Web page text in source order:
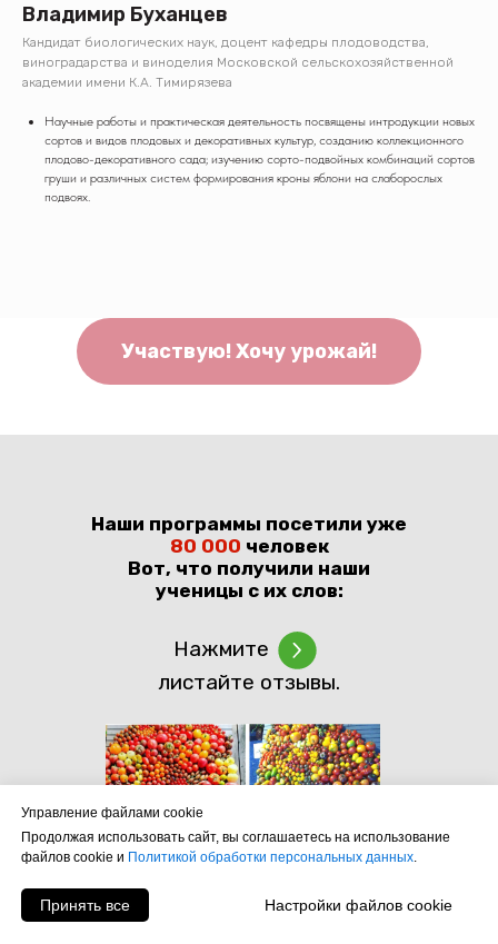
Владимир Буханцев
Кандидат биологических наук, доцент кафедры плодоводства,
виноградарства и виноделия Московской сельскохозяйственной
академии имени К.А. Тимирязева
Научные работы и практическая деятельность посвящены интродукции новых
сортов и видов плодовых и декоративных культур, созданию коллекционного
плодово-декоративного сада; изучению сорто-подвойных комбинаций сортов
груши и различных систем формирования кроны яблони на слаборослых
подвоях.
Участвую! Хочу урожай!
Наши программы посетили уже
80 000 человек
Вот, что получили наши
ученицы с их слов:
Нажмите
листайте отзывы.
Управление файлами cookie
Продолжая использовать сайт, вы соглашаетесь на использование
файлов cookie и Политикой обработки персональных данных.
Принять все Настройки файлов cookie